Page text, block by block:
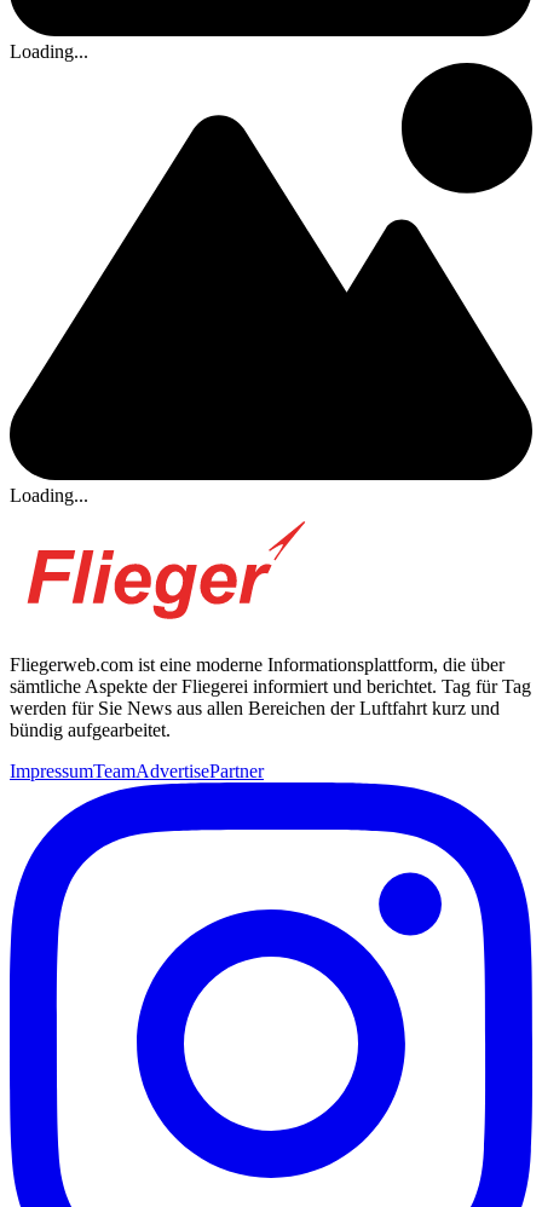
Loading...
Loading...
Fliegerweb.com ist eine moderne Informationsplattform, die über
sämtliche Aspekte der Fliegerei informiert und berichtet. Tag für Tag
werden für Sie News aus allen Bereichen der Luftfahrt kurz und
bündig aufgearbeitet.
ImpressumTeamAdvertisePartner